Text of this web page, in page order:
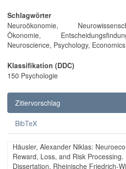
Schlagwörter
Neuroökonomie,
Ökonomie,
Neuroscience, Psychology,
Klassifikation (DDC)
150 Psychologie
Zitiervorschlag
BibTeX
Häusler, Alexander Niklas:
Reward, Loss, and Risk
Dissertation, Rheinische Friedrich-